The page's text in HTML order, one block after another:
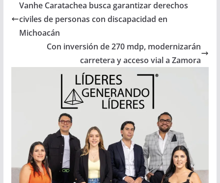
Vanhe Caratachea busca garantizar derechos
civiles de personas con discapacidad en
Michoacán
Con inversión de 270 mdp, modernizarán
carretera y acceso vial a Zamora